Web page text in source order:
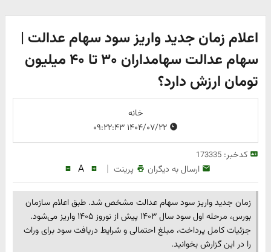
اعلام زمان جدید واریز سود سهام عدالت |
سهام عدالت سهامداران ۳۰ تا ۴۰ میلیون
تومان ارزش دارد؟
خانه
۱۴۰۴/۰۷/۲۲ ۰۹:۲۲:۴۳
کدخبر:173335
ارسال به دیگران پرینت |
A
زمان جدید واریز سود سهام عدالت مشخص شد. طبق اعلام سازمان
بورس، مرحله اول سود سال ۱۴۰۳ پیش از نوروز ۱۴۰۵ واریز می‌شود.
جزئیات کامل پرداخت، مبلغ احتمالی و شرایط دریافت سود برای وراث
را در این گزارش بخوانید.